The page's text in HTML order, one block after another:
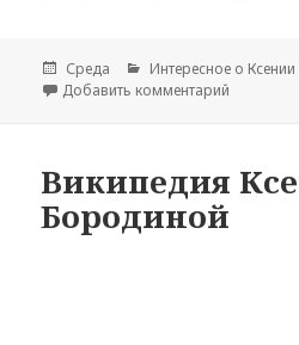
Опубликовано
Среда Рубрики
Интересное о
Добавить комментарий
Википедия
Бородиной